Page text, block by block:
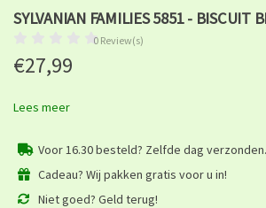
SYLVANIAN FAMILIES 5851 - BISCUIT
0 Review(s)
€27,99
Lees meer
Voor 16.30 besteld? Zelfde dag verzonden.
Cadeau? Wij pakken gratis voor u in!
Niet goed? Geld terug!